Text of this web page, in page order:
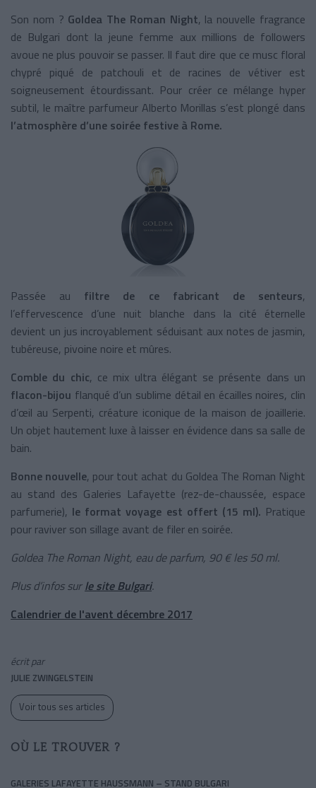
Son nom ? Goldea The Roman Night, la nouvelle fragrance
de Bulgari dont la jeune femme aux millions de followers
avoue ne plus pouvoir se passer. Il faut dire que ce musc floral
chypré piqué de patchouli et de racines de vétiver est
soigneusement étourdissant. Pour créer ce mélange hyper
subtil, le maître parfumeur Alberto Morillas s’est plongé dans
l’atmosphère d’une soirée festive à Rome.
Passée au filtre de ce fabricant de senteurs,
l’effervescence d’une nuit blanche dans la cité éternelle
devient un jus incroyablement séduisant aux notes de jasmin,
tubéreuse, pivoine noire et mûres.
Comble du chic, ce mix ultra élégant se présente dans un
flacon-bijou flanqué d’un sublime détail en écailles noires, clin
d’œil au Serpenti, créature iconique de la maison de joaillerie.
Un objet hautement luxe à laisser en évidence dans sa salle de
bain.
Bonne nouvelle, pour tout achat du Goldea The Roman Night
au stand des Galeries Lafayette (rez-de-chaussée, espace
parfumerie), le format voyage est offert (15 ml). Pratique
pour raviver son sillage avant de filer en soirée.
Goldea The Roman Night, eau de parfum, 90 € les 50 ml.
Plus d’infos surle site Bulgari.
Calendrier de l'avent décembre 2017
écrit par
JULIE ZWINGELSTEIN
Voir tous ses articles
OÙ LE TROUVER ?
GALERIES LAFAYETTE HAUSSMANN – STAND BULGARI